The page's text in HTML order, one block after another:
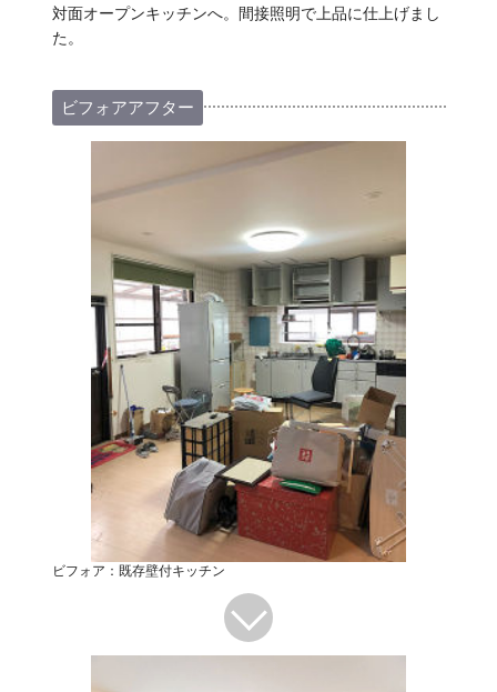
対面オープンキッチンへ。間接照明で上品に仕上げまし
た。
ビフォアアフター
ビフォア：既存壁付キッチン